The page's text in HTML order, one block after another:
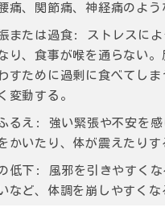
痛、関節痛、神経痛のよう
または過食:
ストレスに
り、食事が喉を通らない。
すために過剰に食べてしま
変動する。
るえ:
強い緊張や不安を
かいたり、体が震えたりす
低下:
風邪を引きやすく
など、体調を崩しやすくな